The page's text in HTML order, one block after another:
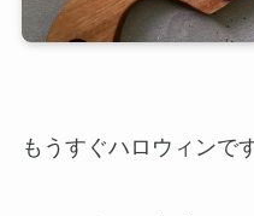
もうすぐハロウィンで